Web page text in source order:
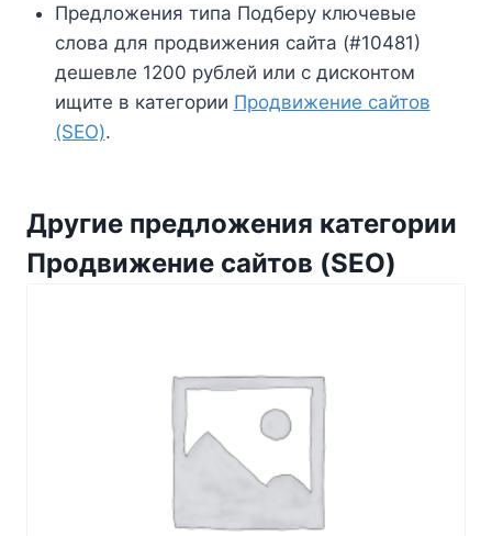
Предложения типа Подберу ключевые
слова для продвижения сайта (#10481)
дешевле 1200 рублей или с дисконтом
ищите в категории Продвижение сайтов
(SEO).
Другие предложения категории
Продвижение сайтов (SEO)